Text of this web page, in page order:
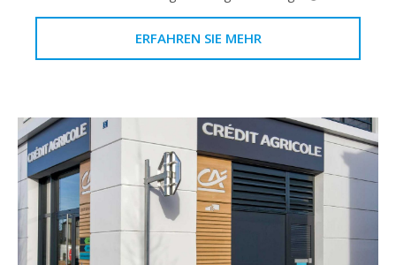
ERFAHREN SIE MEHR